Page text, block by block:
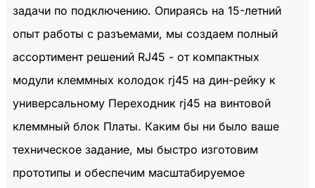
задачи по подключению. Опираясь на 15-летний
опыт работы с разъемами, мы создаем полный
ассортимент решений RJ45 - от компактных
модули клеммных колодок rj45 на дин-рейку к
универсальному Переходник rj45 на винтовой
клеммный блок Платы. Каким бы ни было ваше
техническое задание, мы быстро изготовим
прототипы и обеспечим масштабируемое